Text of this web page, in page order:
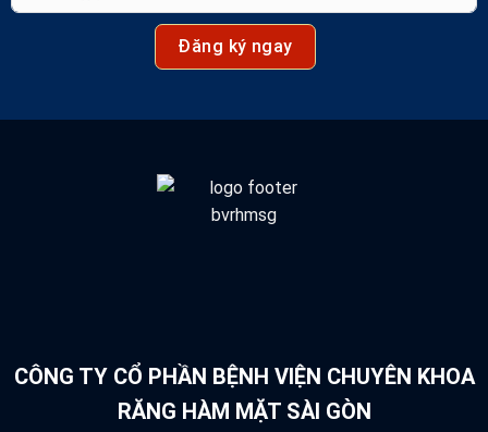
Đăng ký ngay
CÔNG TY CỔ PHẦN BỆNH VIỆN CHUYÊN KHOA
RĂNG HÀM MẶT SÀI GÒN